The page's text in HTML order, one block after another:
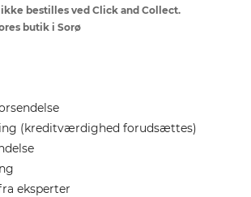
bestilles ved Click and Collect.
butik i Sorø
(kreditværdighed forudsættes)
eksperter